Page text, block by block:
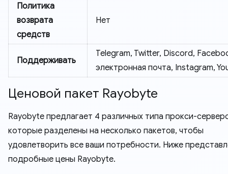
Политика
возврата
средств
Нет
Поддерживать
Telegram, Twitter, Discord,
электронная почта, Instagram,
Ценовой пакет Rayobyte
Rayobyte предлагает 4 различных типа прокси-
которые разделены на несколько пакетов, чтобы
удовлетворить все ваши потребности. Ниже
подробные цены Rayobyte.